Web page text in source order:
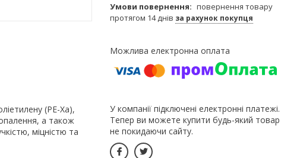
(PE-Xa),
а також
міцністю та
повернення товару
протягом 14 днів за рахунок покупця
У компанії підключені електронні платежі.
Тепер ви можете купити будь-який товар
не покидаючи сайту.